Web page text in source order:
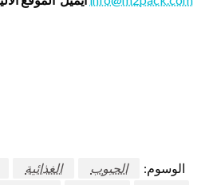
الوسوم: الحبوب الغذائية